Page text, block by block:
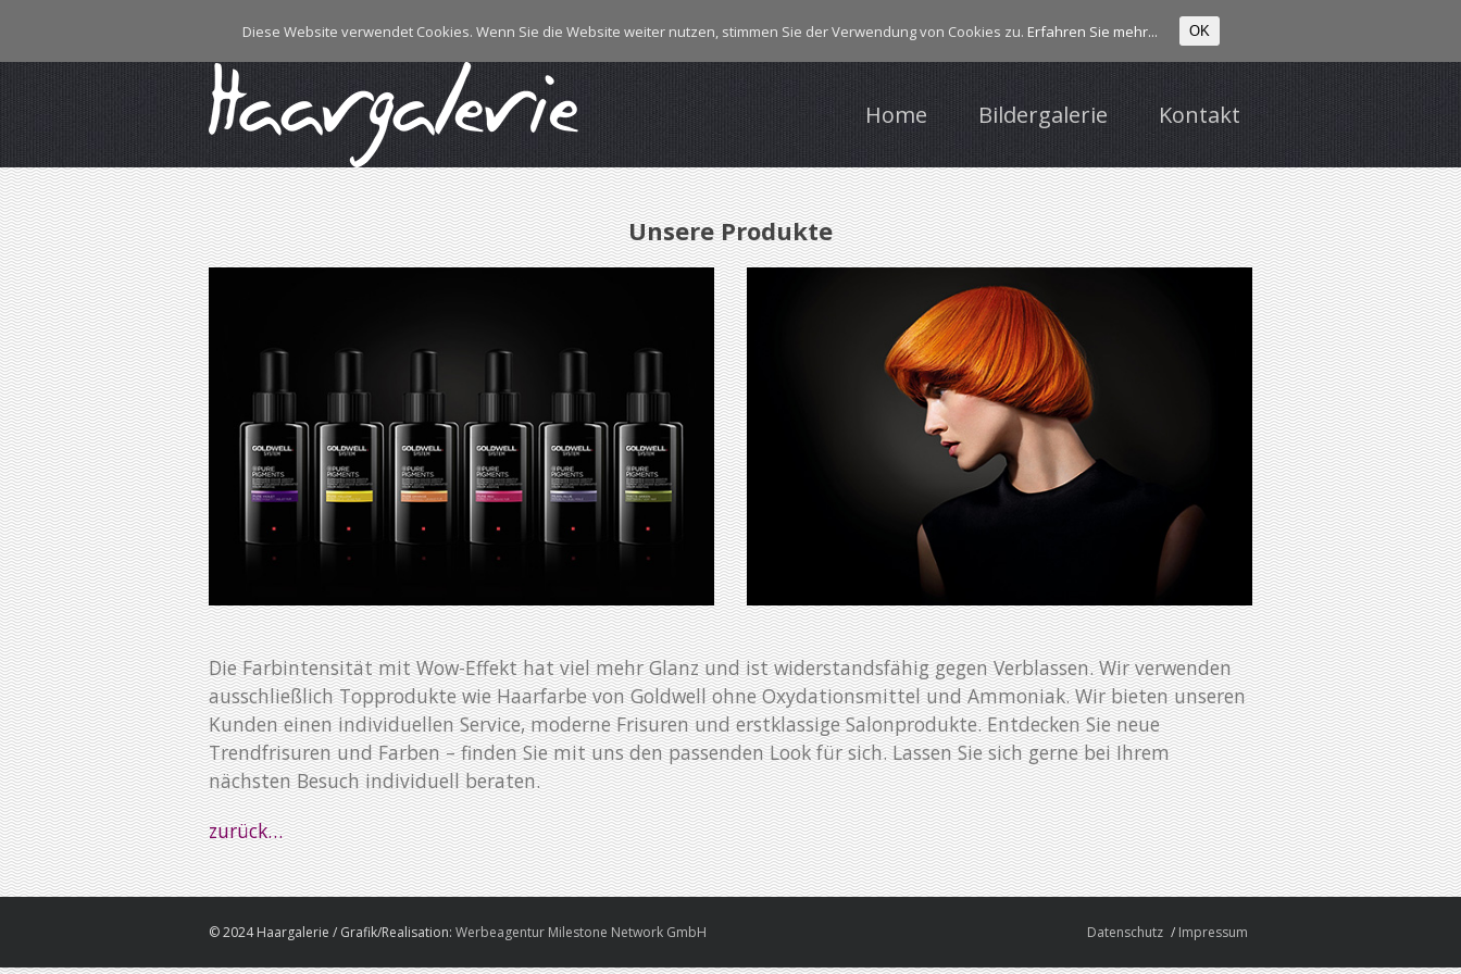
Home Bildergalerie Kontakt
Unsere Produkte
Die Farbintensität mit Wow-Effekt hat viel mehr Glanz und ist widerstandsfähig gegen Verblassen. Wir verwenden
ausschließlich Topprodukte wie Haarfarbe von Goldwell ohne Oxydationsmittel und Ammoniak. Wir bieten unseren
Kunden einen individuellen Service, moderne Frisuren und erstklassige Salonprodukte. Entdecken Sie neue
Trendfrisuren und Farben – finden Sie mit uns den passenden Look für sich. Lassen Sie sich gerne bei Ihrem
nächsten Besuch individuell beraten.
zurück…
© 2024 Haargalerie / Grafik/Realisation: Werbeagentur Milestone Network GmbH Datenschutz Impressum
Diese Website verwendet Cookies. Wenn Sie die Website weiter nutzen, stimmen Sie der Verwendung von Cookies zu. Erfahren Sie mehr... OK